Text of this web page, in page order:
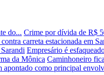
do... Crime por dívida de R$
carreta estacionada em
Empresário é
da Mônica Caminhoneiro
apontado como principal